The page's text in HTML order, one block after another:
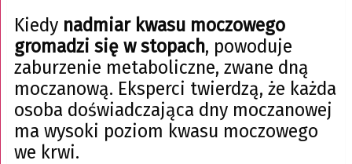
Kiedy nadmiar kwasu moczowego
gromadzi się w stopach, powoduje
zaburzenie metaboliczne, zwane dną
moczanową. Eksperci twierdzą, że każda
osoba doświadczająca dny moczanowej
ma wysoki poziom kwasu moczowego
we krwi.